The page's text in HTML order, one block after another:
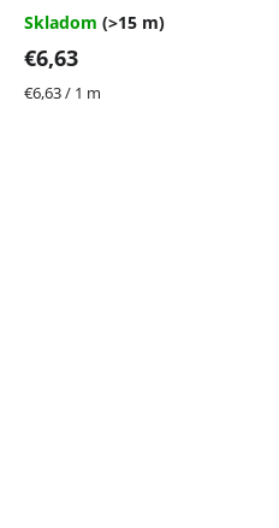
Skladom (>15 m)
€6,63
Jednotková
€6,63 / 1 m